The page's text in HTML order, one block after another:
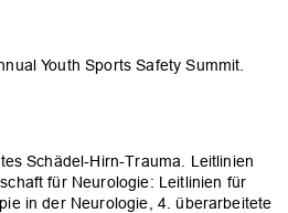
Youth Sports Safety Summit.
Schädel-Hirn-Trauma. Leitlinien
für Neurologie: Leitlinien für
in der Neurologie, 4. überarbeitete